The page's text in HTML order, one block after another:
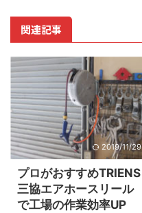
関連記事
2019/11/29
プロがおすすめTRIENS
三協エアホースリール
で工場の作業効率UP